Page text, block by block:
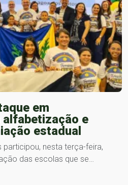
em
alfabetização e
estadual
participou, nesta terça-feira,
das escolas que se…